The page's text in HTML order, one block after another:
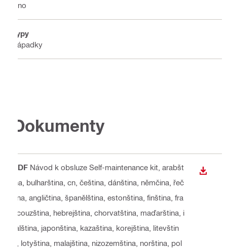
Ano
Typy
Západky
Dokumenty
PDF Návod k obsluze Self-maintenance kit , arabšt
ina, bulharština, cn, čeština, dánština, němčina, řeč
tina, angličtina, španělština, estonština, finština, fra
ncouzština, hebrejština, chorvatština, maďarština, i
talština, japonština, kazaština, korejština, litevštin
a, lotyština, malajština, nizozemština, norština, pol